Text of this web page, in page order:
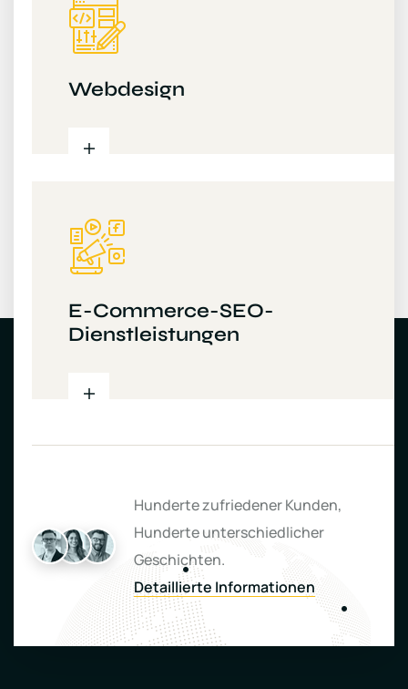
Webdesign
E-Commerce-SEO-
Dienstleistungen
Hunderte zufriedener Kunden,
Hunderte unterschiedlicher
Geschichten.
Detaillierte Informationen